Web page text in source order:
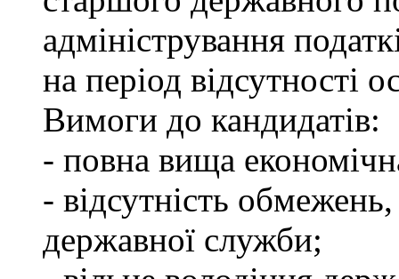
адміністрування
на період відсутності
Вимоги до кандидатів:
- повна вища
- відсутність
державної служби;